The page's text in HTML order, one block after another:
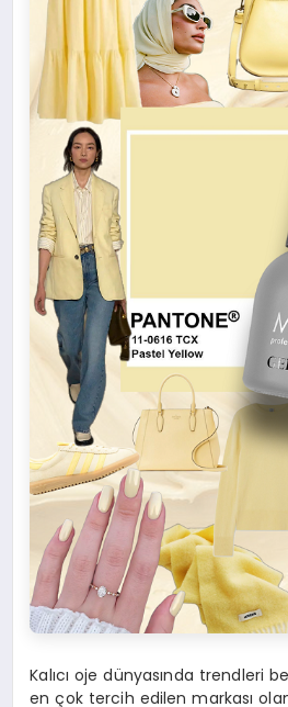
Kalıcı oje dünyasında trendleri
en çok tercih edilen markası